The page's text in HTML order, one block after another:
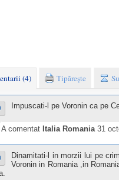
(4) Tipăreşte
Impuscati-l pe Voronin ca pe
A comentat Italia Romania 31
Dinamitati-l in morzii lui pe
Voronin in Romania ,in